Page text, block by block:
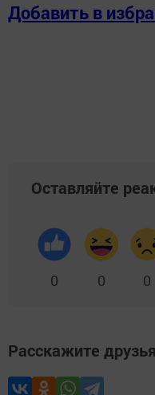
Добавить в
Оставляйте
0 0 0
Расскажите